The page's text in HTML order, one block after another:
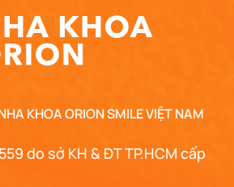
KHOA ORION SMILE VIỆT NAM
do sở KH & ĐT TP.HCM cấp